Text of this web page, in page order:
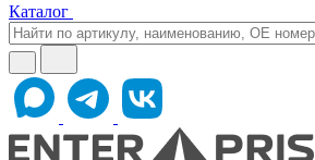
Каталог